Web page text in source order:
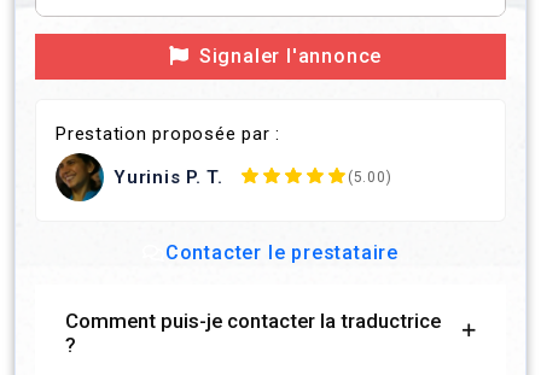
Signaler l'annonce
Prestation proposée par :
Yurinis P. T.
(5.00)
Contacter le prestataire
Comment puis-je contacter la traductrice
?